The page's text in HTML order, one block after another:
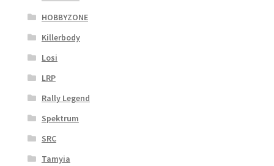
HOBBYZONE
Killerbody
Losi
LRP
Rally Legend
Spektrum
SRC
Tamyia